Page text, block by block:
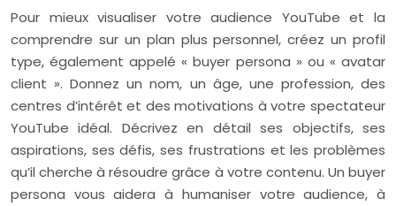
Pour mieux visualiser votre audience YouTube et la
comprendre sur un plan plus personnel, créez un profil
type, également appelé « buyer persona » ou « avatar
client ». Donnez un nom, un âge, une profession, des
centres d’intérêt et des motivations à votre spectateur
YouTube idéal. Décrivez en détail ses objectifs, ses
aspirations, ses défis, ses frustrations et les problèmes
qu’il cherche à résoudre grâce à votre contenu. Un buyer
persona vous aidera à humaniser votre audience, à